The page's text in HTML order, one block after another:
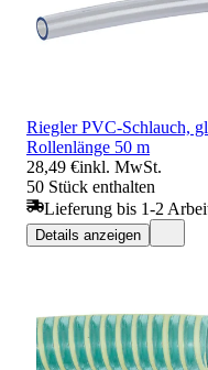
Riegler PVC-Schlauch,
Rollenlänge 50 m
28,49 €inkl. MwSt.
50 Stück enthalten
Lieferung bis 1-2
Details anzeigen